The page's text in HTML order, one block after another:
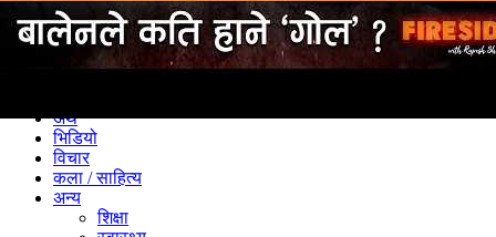
समाचार
राजनीति
अर्थ
भिडियो
विचार
कला / साहित्य
अन्य
शिक्षा